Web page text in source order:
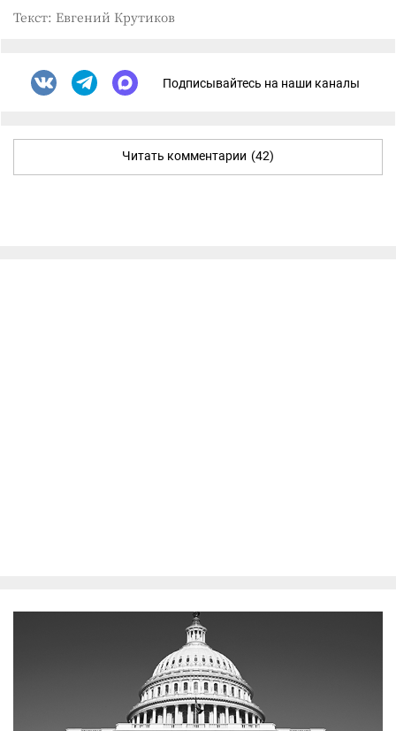
Текст: Евгений Крутиков
Подписывайтесь на наши каналы
Читать комментарии (42)